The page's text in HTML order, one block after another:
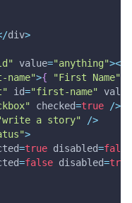
/div>
value="anything"><
>{ "First Name"
id="first-name"
value
checked=true />
a story" />
>
=true disabled=false
=false disabled=true